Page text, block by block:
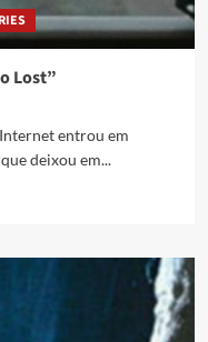
Lost”
entrou em
deixou em...